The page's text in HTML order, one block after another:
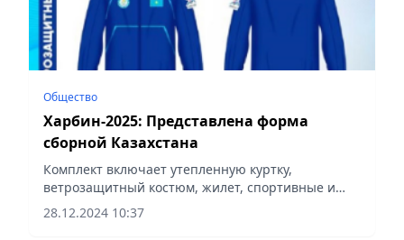
Общество
Харбин-2025: Представлена форма
сборной Казахстана
Комплект включает утепленную куртку,
ветрозащитный костюм, жилет, спортивные и
тренировочные костюмы, футболку, шорты,
головные уборы, спортивную обувь и аксессуары,
28.12.2024 10:37